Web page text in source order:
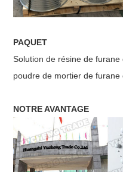
PAQUET
Solution de résine de furane
poudre de mortier de furane
NOTRE AVANTAGE